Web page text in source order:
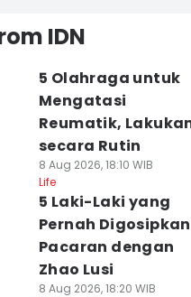
IDN
5 Olahraga untuk
Mengatasi
Reumatik,
secara Rutin
8 Aug 2026, 18:10 WIB
Life
5 Laki-Laki yang
Pernah Digosipkan
Pacaran dengan
Zhao Lusi
8 Aug 2026, 18:20 WIB